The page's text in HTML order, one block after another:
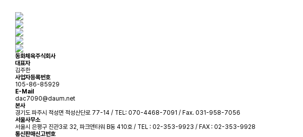
동화체육주식회사
대표자
김주한
사업자등록번호
105-86-85929
E-Mail
dac7090@daum.net
본사
경기도 파주시 적성면 적성산단로 77-14 / TEL: 070-4468-7091 / Fax. 031-958-7056
서울사무소
서울시 은평구 진관3로 32, 파크앤타워 B동 410호 / TEL : 02-353-9923 / FAX : 02-353-9928
통신판매신고번호